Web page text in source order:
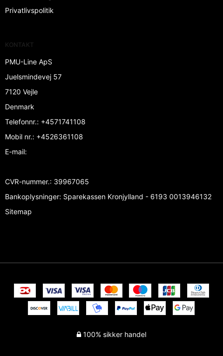
Privatlivspolitik
KONTAKT
PMU-Line ApS
Juelsmindevej 57
7120 Vejle
Denmark
Telefonnr.: +4571741108
Mobil nr.: +4526361108
E-mail:
CVR-nummer.: 39967065
Bankoplysninger: Sparekassen Kronjylland - 6193 0013946132
Sitemap
100% sikker handel